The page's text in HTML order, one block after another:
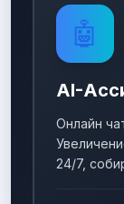
🤖
AI-
Онлайн
24/7,